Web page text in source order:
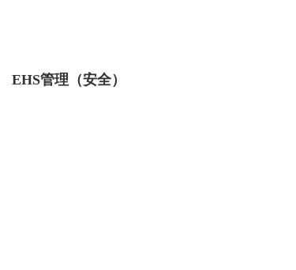
EHS管理（安全）